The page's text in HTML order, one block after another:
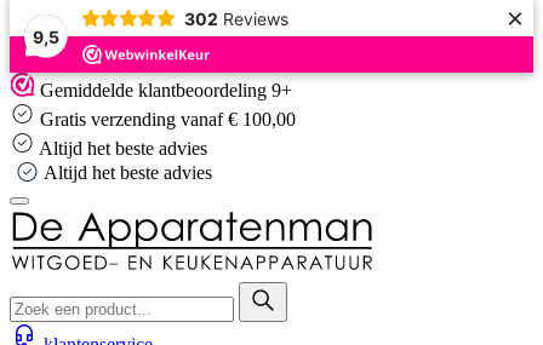
9,5
302 Reviews ×
Skip
to
content
Gemiddelde klantbeoordeling 9+
Gratis verzending vanaf € 100,00
Altijd het beste advies
Altijd het beste advies